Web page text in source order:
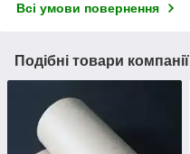
Всі умови повернення
Подібні товари компанії